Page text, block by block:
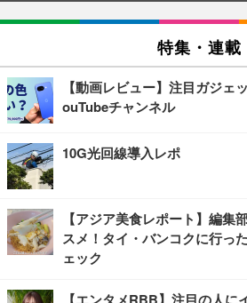
特集・連載
【動画レビュー】注目ガジェ
ouTubeチャンネル
10G光回線導入レポ
【アジア美食レポート】編集
スメ！タイ・バンコクに行っ
ェック